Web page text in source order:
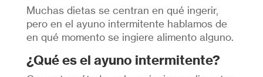
Muchas dietas se centran en qué ingerir,
pero en el ayuno intermitente hablamos de
en qué momento se ingiere alimento alguno.
¿Qué es el ayuno intermitente?